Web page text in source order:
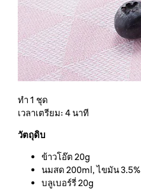
ทำ 1 ชุด
เวลาเตรียม: 4 นาที
วัตถุดิบ
ข้าวโอ๊ต 20g
นมสด 200ml, ไขมัน 3.5%
บลูเบอร์รี่ 20g